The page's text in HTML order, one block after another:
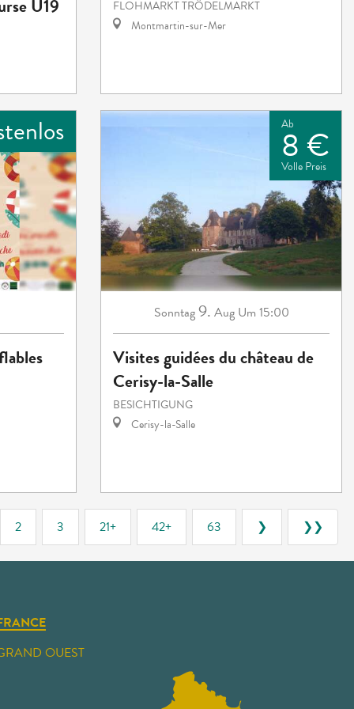
U19
FLOHMARKT TRÖDELMARKT
Montmartin-sur-Mer
Ab
8 €
Volle Preis
Sonntag9. Aug Um 15:00
Visites guidées du château de
Cerisy-la-Salle
BESICHTIGUNG
Cerisy-la-Salle
2 3 21+ 42+ 63 ❯ ❯❯
OUEST